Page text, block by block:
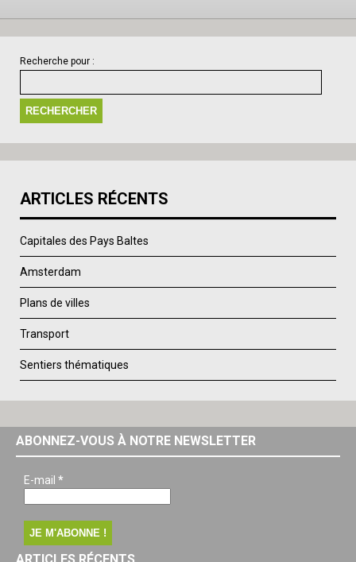
Recherche pour :
ARTICLES RÉCENTS
Capitales des Pays Baltes
Amsterdam
Plans de villes
Transport
Sentiers thématiques
ABONNEZ-VOUS À NOTRE NEWSLETTER
E-mail *